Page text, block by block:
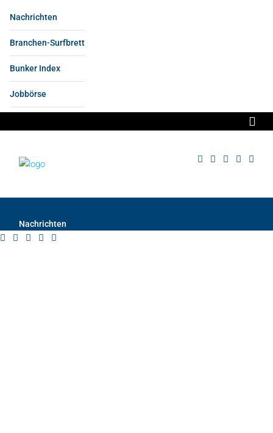
Nachrichten
Branchen-Surfbrett
Bunker Index
Jobbörse
Nachrichten